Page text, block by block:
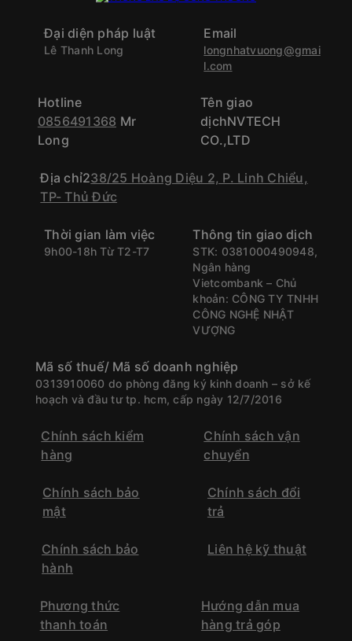
Đại diện pháp luật
Lê Thanh Long
Email
longnhatvuong@gmai
l.com
Hotline
0856491368 Mr
Long
Tên giao
dịchNVTECH
CO.,LTD
Địa chỉ238/25 Hoàng Diệu 2, P. Linh Chiểu,
TP- Thủ Đức
Thời gian làm việc
9h00-18h Từ T2-T7
Thông tin giao dịch
STK: 0381000490948,
Ngân hàng
Vietcombank – Chủ
khoản: CÔNG TY TNHH
CÔNG NGHỆ NHẬT
VƯỢNG
Mã số thuế/ Mã số doanh nghiệp
0313910060 do phòng đăng ký kinh doanh – sở kế
hoạch và đầu tư tp. hcm, cấp ngày 12/7/2016
Chính sách kiểm
hàng
Chính sách vận
chuyển
Chính sách bảo
mật
Chính sách đổi
trả
Chính sách bảo
hành
Liên hệ kỹ thuật
Phương thức
thanh toán
Hướng dẫn mua
hàng trả góp